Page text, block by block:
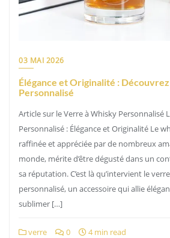
03 MAI 2026
Élégance et Originalité :
Personnalisé
Article sur le Verre à Whisky Personnalisé
Personnalisé : Élégance et Originalité Le
raffinée et appréciée par de nombreux
monde, mérite d’être dégusté dans un
sa réputation. C’est là qu’intervient le
personnalisé, un accessoire qui allie
sublimer […]
verre 0 4 min read